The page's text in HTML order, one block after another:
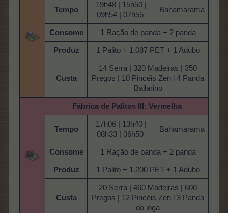
Tempo
19h48 | 15h50 |
09h54 | 07h55
Bahamarama
Consome 1 Ração de panda + 2 panda
Produz 1 Palito + 1.087 PET + 1 Adubo
Custa
14 Serra | 320 Madeiras | 350
Pregos | 10 Pincéis Zen l 4 Panda
Bailarino
Fábrica de Palitos III: Vermelha
Tempo
17h06 | 13h40 |
08h33 | 06h50
Bahamarama
Consome 1 Ração de panda + 2 panda
Produz 1 Palito + 1.200 PET + 1 Adubo
Custa
20 Serra | 460 Madeiras | 600
Pregos | 12 Pincéis Zen l 3 Panda
do ioga